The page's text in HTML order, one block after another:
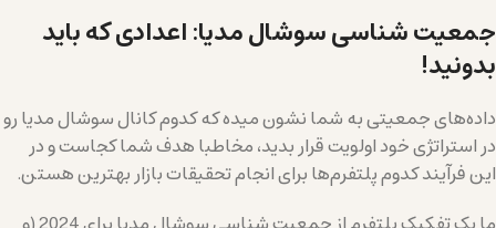
جمعیت شناسی سوشال مدیا: اعدادی که باید
بدونید!
داده‌های جمعیتی به شما نشون میده که کدوم کانال سوشال مدیا رو
در استراتژی خود اولویت قرار بدید، مخاطبا هدف شما کجاست و در
این فرآیند کدوم پلتفرم‌ها برای انجام تحقیقات بازار بهترین هستن.